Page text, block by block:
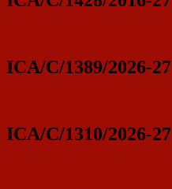
ICA/C/1389/2026-27
ICA/C/1310/2026-27